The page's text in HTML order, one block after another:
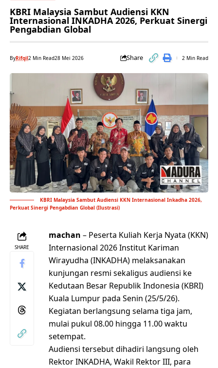
KBRI Malaysia Sambut Audiensi KKN
Internasional INKADHA 2026, Perkuat Sinergi
Pengabdian Global
ByRifqil2 Min Read28 Mei 2026 Share 2 Min Read
KBRI Malaysia Sambut Audiensi KKN Internasional Inkadha 2026,
Perkuat Sinergi Pengabdian Global (Ilustrasi)
SHARE
machan – Peserta Kuliah Kerja Nyata (KKN)
Internasional 2026 Institut Kariman
Wirayudha (INKADHA) melaksanakan
kunjungan resmi sekaligus audiensi ke
Kedutaan Besar Republik Indonesia (KBRI)
Kuala Lumpur pada Senin (25/5/26).
Kegiatan berlangsung selama tiga jam,
mulai pukul 08.00 hingga 11.00 waktu
setempat.
Audiensi tersebut dihadiri langsung oleh
Rektor INKADHA, Wakil Rektor III, para